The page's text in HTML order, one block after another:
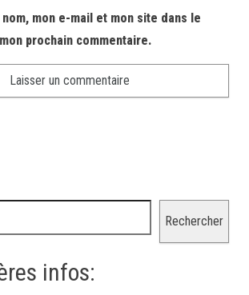
mon e-mail et mon site dans le
prochain commentaire.
Rechercher
infos: